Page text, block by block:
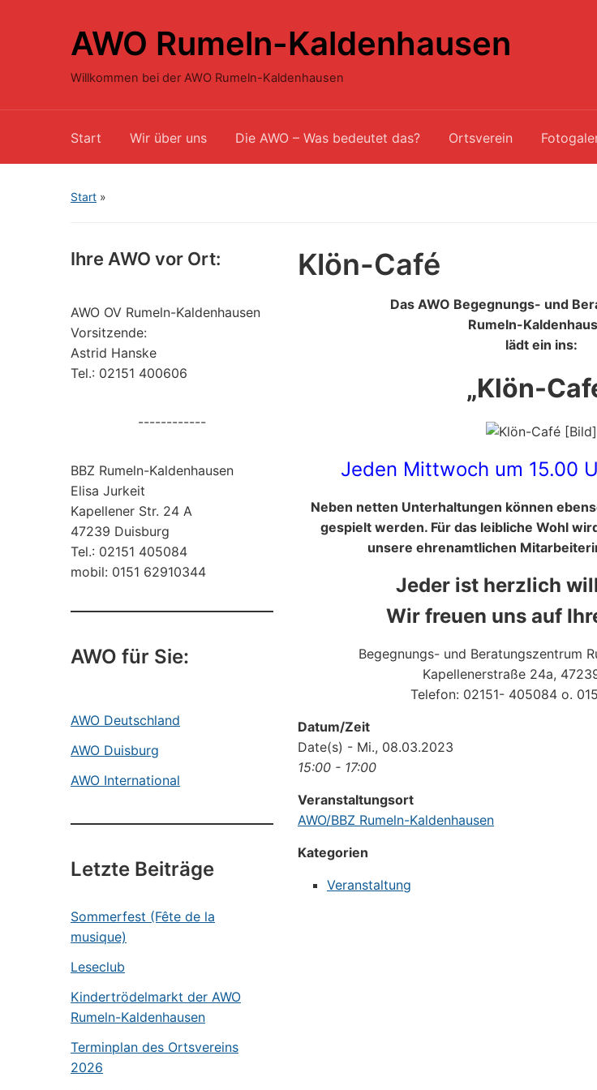
AWO Rumeln-Kaldenhausen
Willkommen bei der AWO Rumeln-Kaldenhausen
Start Wir über uns Die AWO – Was bedeutet das? Ortsverein
Start »
Ihre AWO vor Ort:
AWO OV Rumeln-Kaldenhausen
Vorsitzende:
Astrid Hanske
Tel.: 02151 400606
------------
BBZ Rumeln-Kaldenhausen
Elisa Jurkeit
Kapellener Str. 24 A
47239 Duisburg
Tel.: 02151 405084
mobil: 0151 62910344
AWO für Sie:
AWO Deutschland
AWO Duisburg
AWO International
Letzte Beiträge
Sommerfest (Fête de la
musique)
Leseclub
Kindertrödelmarkt der AWO
Rumeln-Kaldenhausen
Terminplan des Ortsvereins
2026
Klön-Café
Das AWO Begegnungs- und
Rumeln-
lädt ein ins:
„Klön-
Jeden Mittwoch um 15.00
Neben netten Unterhaltungen können
gespielt werden. Für das leibliche Wohl
unsere ehrenamtlichen
Jeder ist herzlich
Wir freuen uns auf
Begegnungs- und Beratungszentrum
Kapellenerstraße 24a,
Telefon: 02151- 405084 o.
Datum/Zeit
Date(s) - Mi., 08.03.2023
15:00 - 17:00
Veranstaltungsort
AWO/BBZ Rumeln-Kaldenhausen
Kategorien
Veranstaltung